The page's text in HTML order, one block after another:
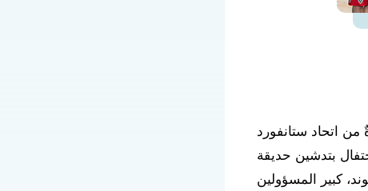
ألتو عام ٢٠١٨، اجتمع قادةٌ من اتحاد ستانفورد
بتدشين حديقة
كبير المسؤولين